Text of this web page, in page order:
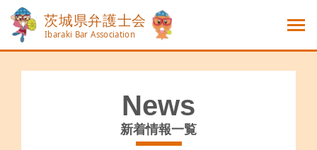
News
新着情報一覧